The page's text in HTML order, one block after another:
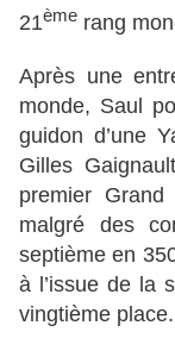
21ème rang
Après une
monde, Saul
guidon d’une
Gilles
premier
malgré des
septième en
à l’issue de la
vingtième place.